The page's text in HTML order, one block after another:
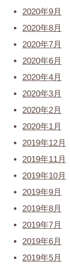
2020年9月
2020年8月
2020年7月
2020年6月
2020年4月
2020年3月
2020年2月
2020年1月
2019年12月
2019年11月
2019年10月
2019年9月
2019年8月
2019年7月
2019年6月
2019年5月